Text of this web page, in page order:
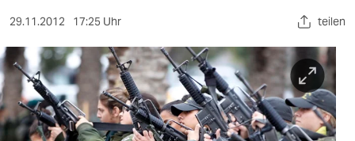
sport
berlin
nord
wahrheit
29.11.2012 17:25 Uhr teilen